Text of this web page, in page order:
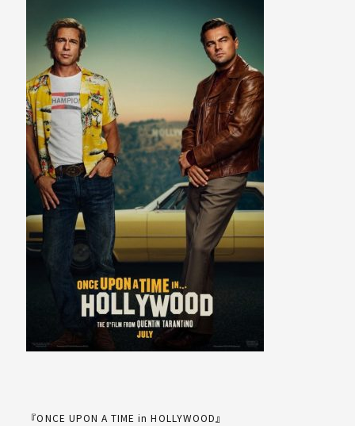
『ONCE UPON A TIME in HOLLYWOOD』